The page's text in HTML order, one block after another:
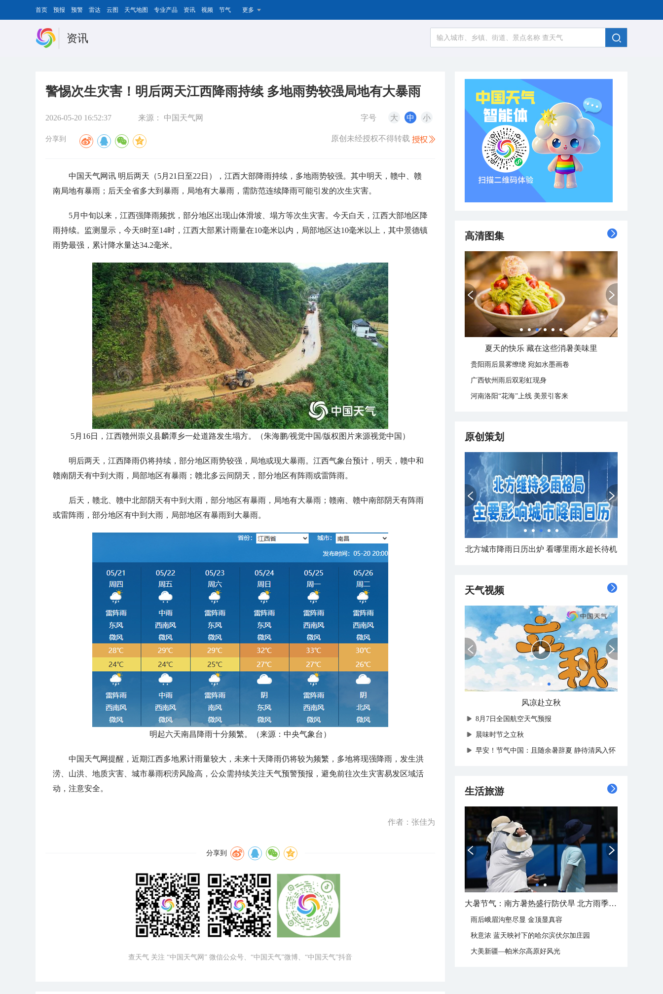
首页 预报 预警 雷达 云图 天气地图 专业产品 资讯 视频 节气 更多
资讯
警惕次生灾害！明后两天江西降雨持续 多地雨势较强局地有大暴雨
2026-05-20 16:52:37 来源： 中国天气网 字号 大 中 小
分享到 原创未经授权不得转载
中国天气网讯 明后两天（5月21日至22日），江西大部降雨持续，多地雨势较强。其中明天，赣中、赣
南局地有暴雨；后天全省多大到暴雨，局地有大暴雨，需防范连续降雨可能引发的次生灾害。
5月中旬以来，江西强降雨频扰，部分地区出现山体滑坡、塌方等次生灾害。今天白天，江西大部地区降
雨持续。监测显示，今天8时至14时，江西大部累计雨量在10毫米以内，局部地区达10毫米以上，其中景德镇
雨势最强，累计降水量达34.2毫米。
5月16日，江西赣州崇义县麟潭乡一处道路发生塌方。（朱海鹏/视觉中国/版权图片来源视觉中国）
明后两天，江西降雨仍将持续，部分地区雨势较强，局地或现大暴雨。江西气象台预计，明天，赣中和
赣南阴天有中到大雨，局部地区有暴雨；赣北多云间阴天，部分地区有阵雨或雷阵雨。
后天，赣北、赣中北部阴天有中到大雨，部分地区有暴雨，局地有大暴雨；赣南、赣中南部阴天有阵雨
或雷阵雨，部分地区有中到大雨，局部地区有暴雨到大暴雨。
明起六天南昌降雨十分频繁。（来源：中央气象台）
中国天气网提醒，近期江西多地累计雨量较大，未来十天降雨仍将较为频繁，多地将现强降雨，发生洪
涝、山洪、地质灾害、城市暴雨积涝风险高，公众需持续关注天气预警预报，避免前往次生灾害易发区域活
动，注意安全。
作者：张佳为
分享到
查天气 关注 “中国天气网” 微信公众号、“中国天气”微博、“中国天气”抖音
高清图集
广西南宁：盛夏里的“绿野仙踪”
贵阳雨后晨雾缭绕 宛如水墨画卷
广西钦州雨后双彩虹现身
河南洛阳“花海”上线 美景引客来
原创策划
南北同蒸！全国焖蒸地图来了
天气视频
别只盯着台风登陆点
8月7日全国航空天气预报
晨味时节之立秋
早安！节气中国：且随余暑辞夏 静待清风入怀
生活旅游
大暑这样过：饮伏茶晒伏姜 去除湿热保健康
雨后峨眉沟壑尽显 金顶显真容
秋意浓 蓝天映衬下的哈尔滨伏尔加庄园
大美新疆—帕米尔高原好风光